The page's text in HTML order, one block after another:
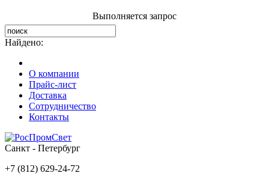
Выполняется запрос
Найдено:
О компании
Прайс-лист
Доставка
Сотрудничество
Контакты
Санкт - Петербург
+7 (812) 629-24-72